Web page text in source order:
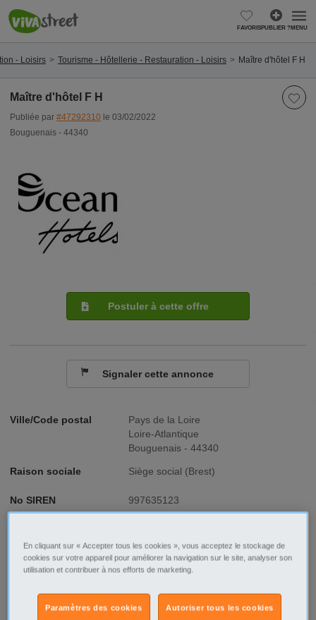
FAVORISPUBLIER ?MENU
- Loisirs Tourisme - Hôtellerie - Restauration - Loisirs Maître d'hôtel F H
Maître d'hôtel F H
Publiée par #47292310 le 03/02/2022
Bouguenais - 44340
Ville/Code postal
Pays de la Loire
Loire-Atlantique
Bouguenais - 44340
Raison sociale Siège social (Brest)
No SIREN 997635123
Type de contrat CDI
Postuler à cette offre
Signaler cette annonce
En cliquant sur « Accepter tous les cookies », vous acceptez le stockage de
cookies sur votre appareil pour améliorer la navigation sur le site, analyser son
utilisation et contribuer à nos efforts de marketing.
Autoriser tous les cookies
Paramètres des cookies